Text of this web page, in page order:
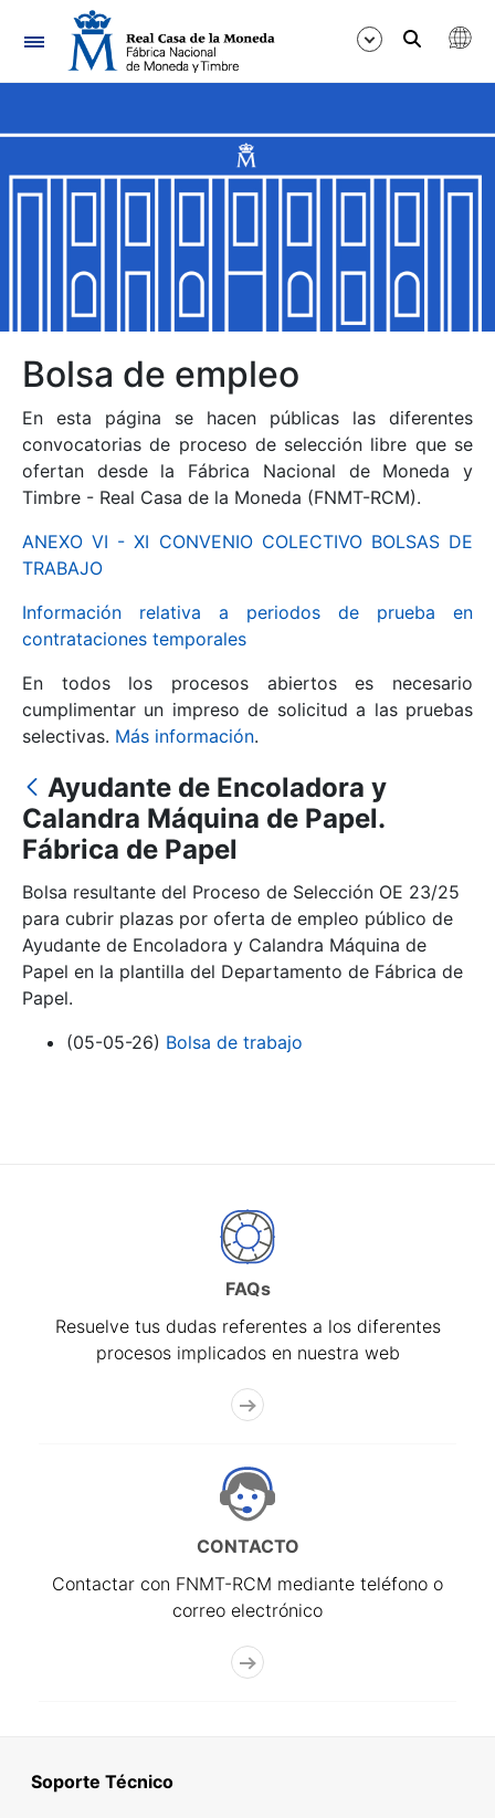
Navegación
Mostrar/Ocultar
Mostrar/Ocultar
Mostrar/Ocultar
Mostrar/Ocultar
Mostrar/Ocultar
Mostrar/Ocultar
Mostrar/Ocultar
Mostrar/Ocultar
Bolsa de empleo
En esta página se hacen públicas las diferentes
convocatorias de proceso de selección libre que se
ofertan desde la Fábrica Nacional de Moneda y
Timbre - Real Casa de la Moneda (FNMT-RCM).
ANEXO VI - XI CONVENIO COLECTIVO BOLSAS DE
TRABAJO
Información relativa a periodos de prueba en
contrataciones temporales
En todos los procesos abiertos es necesario
cumplimentar un impreso de solicitud a las pruebas
selectivas. Más información.
Ayudante de Encoladora y
Calandra Máquina de Papel.
Fábrica de Papel
Bolsa resultante del Proceso de Selección OE 23/25
para cubrir plazas por oferta de empleo público de
Ayudante de Encoladora y Calandra Máquina de
Papel en la plantilla del Departamento de Fábrica de
Papel.
(05-05-26) Bolsa de trabajo
FAQs
Resuelve tus dudas referentes a los diferentes
procesos implicados en nuestra web
CONTACTO
Contactar con FNMT-RCM mediante teléfono o
correo electrónico
Soporte Técnico